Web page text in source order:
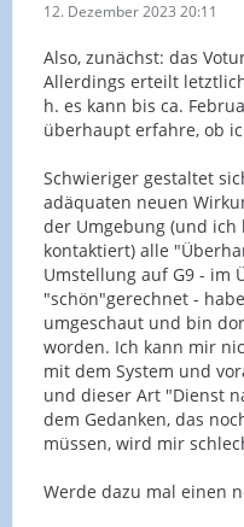
12. Dezember 2023 20:11
Also, zunächst: das
Allerdings erteilt
h. es kann bis ca.
überhaupt erfahre, ob
Schwieriger gestaltet
adäquaten neuen
der Umgebung (und ich
kontaktiert) alle
Umstellung auf G9 - im
"schön"gerechnet -
umgeschaut und bin
worden. Ich kann mir
mit dem System und
und dieser Art "Dienst
dem Gedanken, das
müssen, wird mir
Werde dazu mal einen